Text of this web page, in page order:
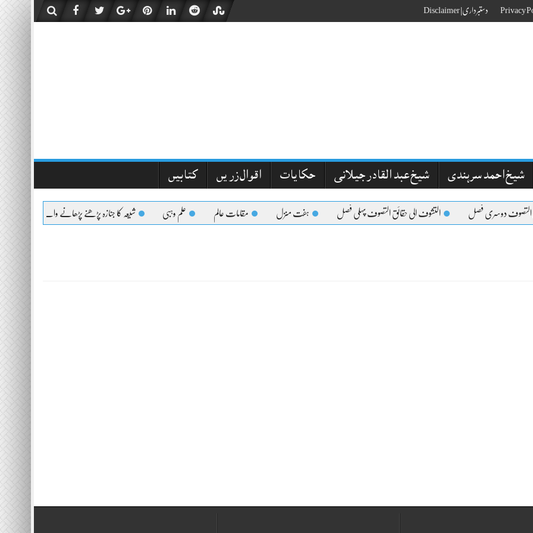
دستبرداری| Disclaimer
شیخ احمد سرہندی شیخ عبد القادر جیلانی حکایات اقوال زریں کتابیں
التصوف دوسری فصل التشوف الی حقائق التصوف پہلی فصل ہفت منزل مقامات عالم علم وہبی شیعہ کا جنازہ پڑھنے پڑھانے والےکیلئے اعلیٰحضرت